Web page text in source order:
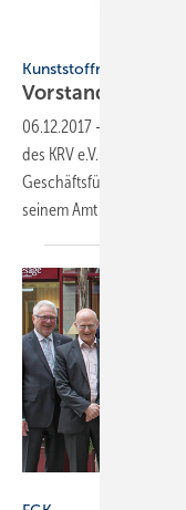
Kunststoffrohrverband
Vorstands-
06.12.2017 -
des KRV e.V. der
Geschäftsführer
seinem Amt als